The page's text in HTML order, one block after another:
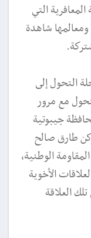
التي
شاهدة
التحول إلى
مع مرور
جيبوتية
طارق صالح
الوطنية،
الأخوية
العلاقة